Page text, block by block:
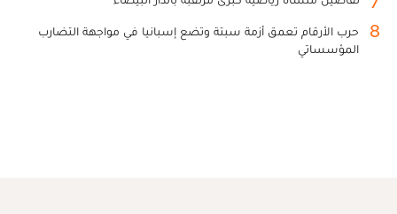
8
حرب الأرقام تعمق أزمة سبتة وتضع إسبانيا في مواجهة التضارب
المؤسساتي